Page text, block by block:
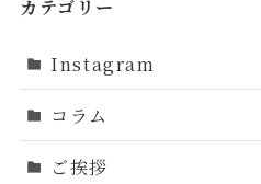
カテゴリー
Instagram
コラム
ご挨拶